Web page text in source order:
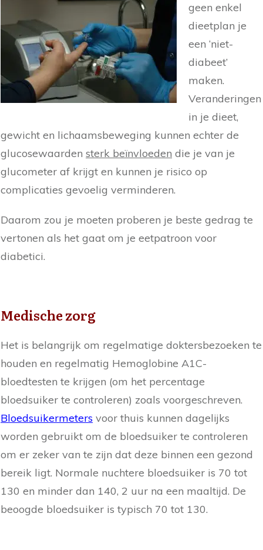
geen enkel
dieetplan je
een ‘niet-
diabeet’
maken.
Veranderingen
in je dieet,
gewicht en lichaamsbeweging kunnen echter de
glucosewaarden sterk beïnvloeden die je van je
glucometer af krijgt en kunnen je risico op
complicaties gevoelig verminderen.
Daarom zou je moeten proberen je beste gedrag te
vertonen als het gaat om je eetpatroon voor
diabetici.
Medische zorg
Het is belangrijk om regelmatige doktersbezoeken te
houden en regelmatig Hemoglobine A1C-
bloedtesten te krijgen (om het percentage
bloedsuiker te controleren) zoals voorgeschreven.
Bloedsuikermeters voor thuis kunnen dagelijks
worden gebruikt om de bloedsuiker te controleren
om er zeker van te zijn dat deze binnen een gezond
bereik ligt. Normale nuchtere bloedsuiker is 70 tot
130 en minder dan 140, 2 uur na een maaltijd. De
beoogde bloedsuiker is typisch 70 tot 130.